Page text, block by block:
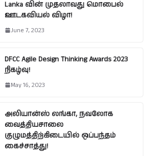
Lanka வின் முதலாவது மொபைல்
ஊடகவியல் விழா!
June 7, 2023
DFCC Agile Design Thinking Awards 2023
நிகழ்வு!
May 16, 2023
அலியான்ஸ் லங்கா, நவலோக
வைத்தியசாலை
குழுமத்திற்கிடையில் ஒப்பந்தம்
கைச்சாத்து!